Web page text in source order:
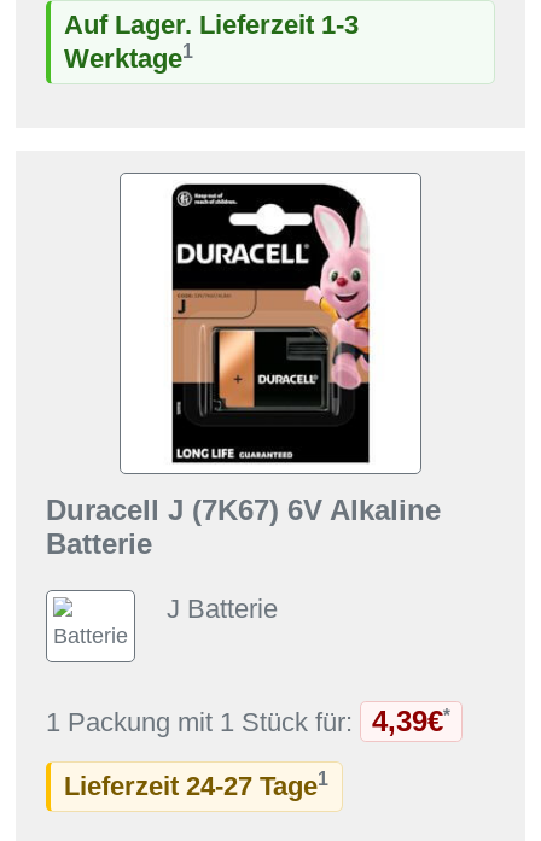
Auf Lager. Lieferzeit 1-3
Werktage1
Duracell J (7K67) 6V Alkaline
Batterie
J Batterie
1 Packung mit 1 Stück für: 4,39€*
Lieferzeit 24-27 Tage1